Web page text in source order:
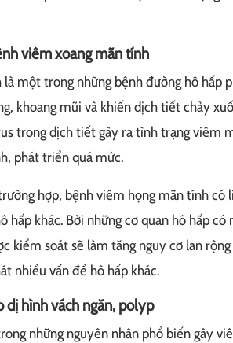
viêm xoang mãn tính
một trong những bệnh đường hô hấp
khoang mũi và khiến dịch tiết chảy
trong dịch tiết gây ra tình trạng viêm
phát triển quá mức.
hợp, bệnh viêm họng mãn tính có
hấp khác. Bởi những cơ quan hô hấp
kiểm soát sẽ làm tăng nguy cơ lan
nhiều vấn đề hô hấp khác.
dị hình vách ngăn, polyp
những nguyên nhân phổ biến gây